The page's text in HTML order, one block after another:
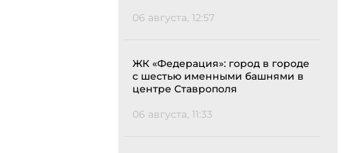
06 августа, 12:57
ЖК «Федерация»: город в городе
с шестью именными башнями в
центре Ставрополя
06 августа, 11:33